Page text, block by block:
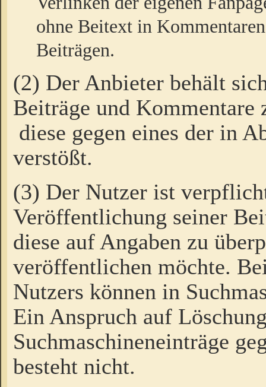
ohne Beitext in
Beiträgen.
(2) Der Anbieter behält
Beiträge und Kommentare
diese gegen eines der in
verstößt.
(3) Der Nutzer ist
Veröffentlichung seiner
diese auf Angaben zu
veröffentlichen möchte.
Nutzers können in
Ein Anspruch auf
Suchmaschineneinträge
besteht nicht.